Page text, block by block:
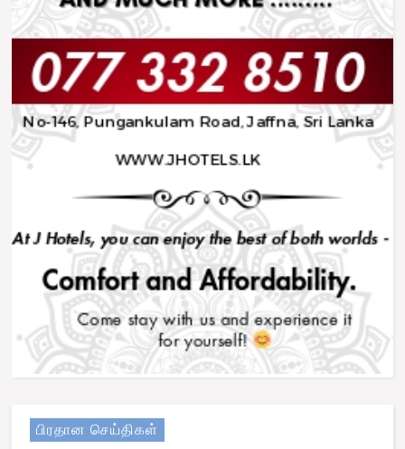
பிரதான செய்திகள்